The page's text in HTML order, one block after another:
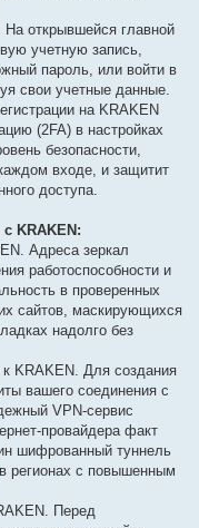
На открывшейся главной
учетную запись,
пароль, или войти в
свои учетные данные.
на KRAKEN
(2FA) в настройках
безопасности,
входе, и защитит
доступа.
KRAKEN:
Адреса зеркал
работоспособности и
в проверенных
сайтов, маскирующихся
надолго без
KRAKEN. Для создания
вашего соединения с
VPN-сервис
провайдера факт
шифрованный туннель
регионах с повышенным
Перед